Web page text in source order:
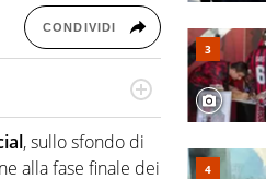
CONDIVIDI
di esperti, lui ne
del mondo delle
, sullo sfondo di
alla fase finale dei